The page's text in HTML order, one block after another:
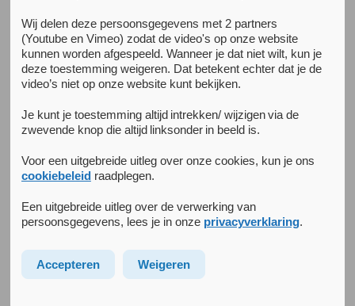
Marleen de Waal
Senior Onderzoeker, GZ-Psycholoog
Wij delen deze persoonsgegevens met 2 partners
(Youtube en Vimeo) zodat de video's op onze website
kunnen worden afgespeeld. Wanneer je dat niet wilt, kun je
deze toestemming weigeren. Dat betekent echter dat je de
video’s niet op onze website kunt bekijken.
Je kunt je toestemming altijd intrekken/ wijzigen via de
zwevende knop die altijd linksonder in beeld is.
Voor een uitgebreide uitleg over onze cookies, kun je ons
cookiebeleidraadplegen.
Een uitgebreide uitleg over de verwerking van
persoonsgegevens, lees je in onze privacyverklaring.
Accepteren Weigeren